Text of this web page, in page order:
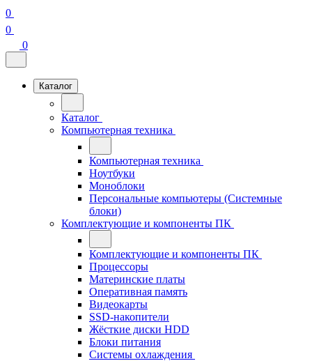
0
0
0
Каталог
Каталог
Компьютерная техника
Компьютерная техника
Ноутбуки
Моноблоки
Персональные компьютеры (Системные
блоки)
Комплектующие и компоненты ПК
Комплектующие и компоненты ПК
Процессоры
Материнские платы
Оперативная память
Видеокарты
SSD-накопители
Жёсткие диски HDD
Блоки питания
Системы охлаждения